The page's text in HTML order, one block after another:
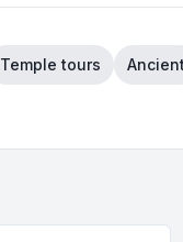
Temple tours